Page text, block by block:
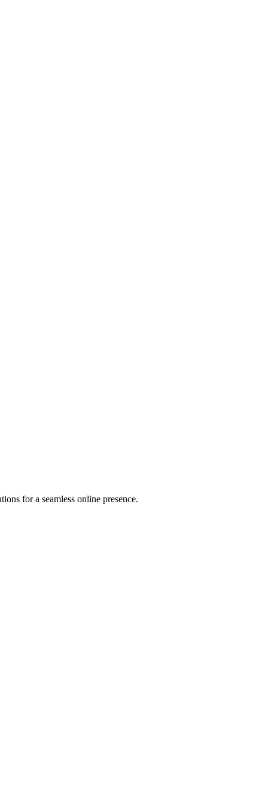
for a seamless online presence.